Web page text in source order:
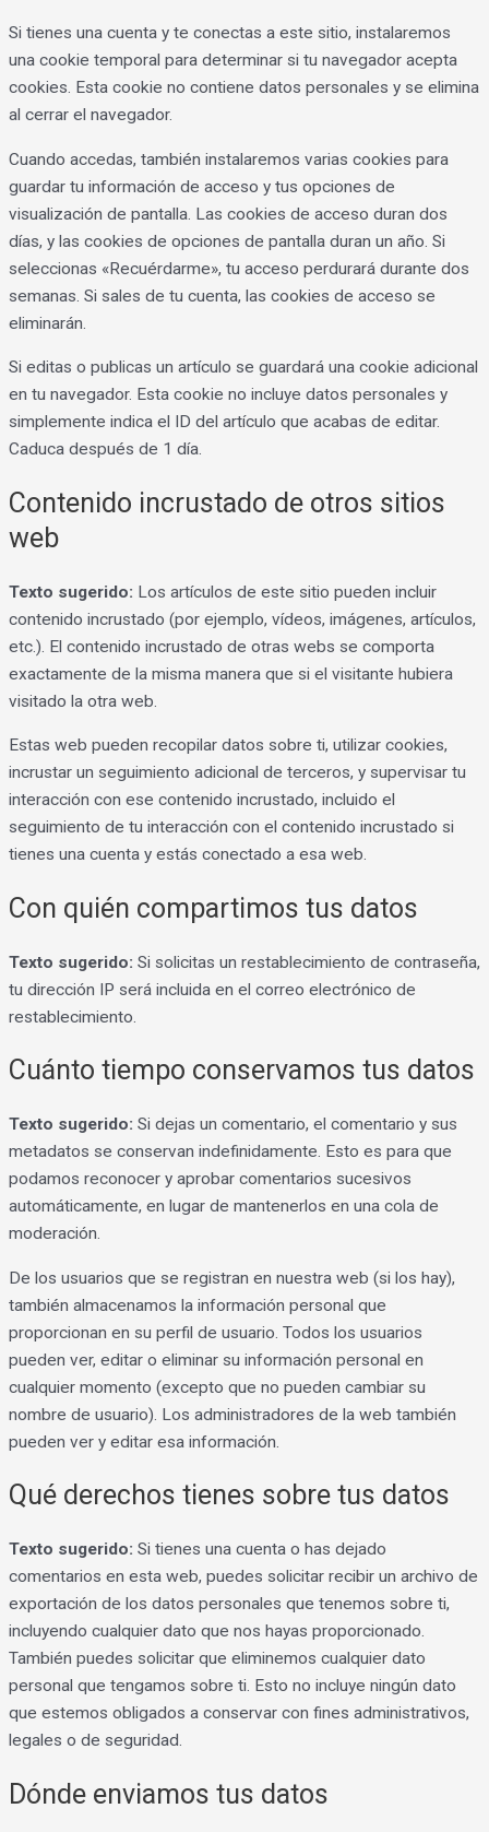
Si tienes una cuenta y te conectas a este sitio, instalaremos
una cookie temporal para determinar si tu navegador acepta
cookies. Esta cookie no contiene datos personales y se elimina
al cerrar el navegador.
Cuando accedas, también instalaremos varias cookies para
guardar tu información de acceso y tus opciones de
visualización de pantalla. Las cookies de acceso duran dos
días, y las cookies de opciones de pantalla duran un año. Si
seleccionas «Recuérdarme», tu acceso perdurará durante dos
semanas. Si sales de tu cuenta, las cookies de acceso se
eliminarán.
Si editas o publicas un artículo se guardará una cookie adicional
en tu navegador. Esta cookie no incluye datos personales y
simplemente indica el ID del artículo que acabas de editar.
Caduca después de 1 día.
Contenido incrustado de otros sitios
web
Texto sugerido: Los artículos de este sitio pueden incluir
contenido incrustado (por ejemplo, vídeos, imágenes, artículos,
etc.). El contenido incrustado de otras webs se comporta
exactamente de la misma manera que si el visitante hubiera
visitado la otra web.
Estas web pueden recopilar datos sobre ti, utilizar cookies,
incrustar un seguimiento adicional de terceros, y supervisar tu
interacción con ese contenido incrustado, incluido el
seguimiento de tu interacción con el contenido incrustado si
tienes una cuenta y estás conectado a esa web.
Con quién compartimos tus datos
Texto sugerido: Si solicitas un restablecimiento de contraseña,
tu dirección IP será incluida en el correo electrónico de
restablecimiento.
Cuánto tiempo conservamos tus datos
Texto sugerido: Si dejas un comentario, el comentario y sus
metadatos se conservan indefinidamente. Esto es para que
podamos reconocer y aprobar comentarios sucesivos
automáticamente, en lugar de mantenerlos en una cola de
moderación.
De los usuarios que se registran en nuestra web (si los hay),
también almacenamos la información personal que
proporcionan en su perfil de usuario. Todos los usuarios
pueden ver, editar o eliminar su información personal en
cualquier momento (excepto que no pueden cambiar su
nombre de usuario). Los administradores de la web también
pueden ver y editar esa información.
Qué derechos tienes sobre tus datos
Texto sugerido: Si tienes una cuenta o has dejado
comentarios en esta web, puedes solicitar recibir un archivo de
exportación de los datos personales que tenemos sobre ti,
incluyendo cualquier dato que nos hayas proporcionado.
También puedes solicitar que eliminemos cualquier dato
personal que tengamos sobre ti. Esto no incluye ningún dato
que estemos obligados a conservar con fines administrativos,
legales o de seguridad.
Dónde enviamos tus datos